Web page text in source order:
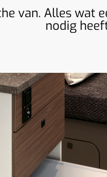
van. Alles wat
nodig